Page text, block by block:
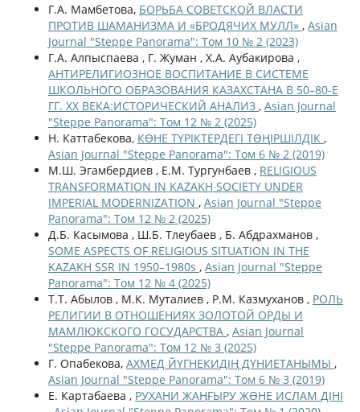
Г.А. Мамбетова, БОРЬБА СОВЕТСКОЙ ВЛАСТИ
ПРОТИВ ШАМАНИЗМА И «БРОДЯЧИХ МУЛЛ» , Asian
Journal "Steppe Panorama": Том 10 № 2 (2023)
Г.А. Алпыспаева , Г. Жуман , Х.А. Аубакирова ,
АНТИРЕЛИГИОЗНОЕ ВОСПИТАНИЕ В СИСТЕМЕ
ШКОЛЬНОГО ОБРАЗОВАНИЯ КАЗАХСТАНА В 50–80-Е
ГГ. ХХ ВЕКА:ИСТОРИЧЕСКИЙ АНАЛИЗ , Asian Journal
"Steppe Panorama": Том 12 № 2 (2025)
Н. Каттабекова, КӨНЕ ТҮРІКТЕРДЕГІ ТƏҢІРШІЛДІК ,
Asian Journal "Steppe Panorama": Том 6 № 2 (2019)
М.Ш. Эгамбердиев , Е.М. Тургунбаев , RELIGIOUS
TRANSFORMATION IN KAZAKH SOCIETY UNDER
IMPERIAL MODERNIZATION , Asian Journal "Steppe
Panorama": Том 12 № 2 (2025)
Д.Б. Касымова , Ш.Б. Тлеубаев , Б. Абдрахманов ,
SOME ASPECTS OF RELIGIOUS SITUATION IN THE
KAZAKH SSR IN 1950–1980s , Asian Journal "Steppe
Panorama": Том 12 № 4 (2025)
Т.Т. Абылов , М.К. Муталиев , Р.М. Казмуханов , РОЛЬ
РЕЛИГИИ В ОТНОШЕНИЯХ ЗОЛОТОЙ ОРДЫ И
МАМЛЮКСКОГО ГОСУДАРСТВА , Asian Journal
"Steppe Panorama": Том 12 № 3 (2025)
Г. Опабекова, АХМЕД ЙҮГНЕКИДІҢ ДҮНИЕТАНЫМЫ ,
Asian Journal "Steppe Panorama": Том 6 № 3 (2019)
Е. Картабаева , РУХАНИ ЖАҢҒЫРУ ЖƏНЕ ИСЛАМ ДІНІ